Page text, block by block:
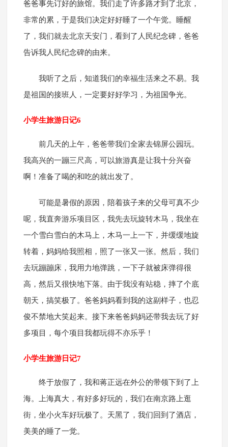
爸爸事先订好的旅馆。我们走了许多路才到了北京，
非常的累，于是我们决定好好睡了一个午觉。睡醒
了，我们就去北京天安门，看到了人民纪念碑，爸爸
告诉我人民纪念碑的由来。
我听了之后，知道我们的幸福生活来之不易。我
是祖国的接班人，一定要好好学习，为祖国争光。
小学生旅游日记6
前几天的上午，爸爸带我们全家去锦屏公园玩。
我高兴的一蹦三尺高，可以旅游真是让我十分兴奋
啊！准备了喝的和吃的就出发了。
可能是暑假的原因，陪着孩子来的父母可真不少
呢，我直奔游乐项目区，我先去玩旋转木马，我坐在
一个雪白雪白的木马上，木马一上一下，并缓缓地旋
转着，妈妈给我照相，照了一张又一张。然后，我们
去玩蹦蹦床，我用力地弹跳，一下子就被床弹得很
高，然后又很快地下落。由于我没有站稳，摔了个底
朝天，搞笑极了。爸爸妈妈看到我的这副样子，也忍
俊不禁地大笑起来。接下来爸爸妈妈还带我去玩了好
多项目，每个项目我都玩得不亦乐乎！
小学生旅游日记7
终于放假了，我和蒋正远在外公的带领下到了上
海。上海真大，有好多好玩的，我们在南京路上逛
街，坐小火车好玩极了。天黑了，我们回到了酒店，
美美的睡了一觉。